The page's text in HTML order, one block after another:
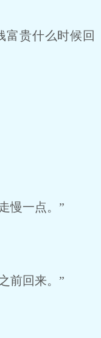
贵什么时候回
慢一点。”
前回来。”